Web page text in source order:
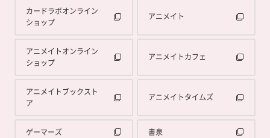
カードラボオンライン
ショップ
アニメイト
アニメイトオンライン
ショップ
アニメイトカフェ
アニメイトブックスト
ア
アニメイトタイムズ
ゲーマーズ 書泉